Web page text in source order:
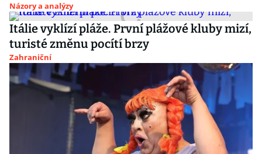
Názory a analýzy
Itálie vyklízí pláže. První plážové kluby mizí,
turisté změnu pocítí brzy
Zahraniční